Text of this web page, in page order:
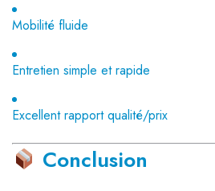
Mobilité fluide
Entretien simple et rapide
Excellent rapport qualité/prix
Conclusion